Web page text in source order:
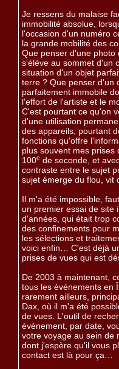
Je ressens du malaise
immobilité absolue,
l'occasion d'un numéro
la grande mobilité des
Que penser d'une photo
s'élève au sommet d'un
situation d'un objet
terre ? Que penser d'un
parfaitement immobile
l'effort de l'artiste et le
C'est pourtant ce qu'on
d'une utilisation
des appareils, pourtant
fonctions qu'offre
plus souvent mes prises
100e de seconde, et
contraste entre le sujet
sujet émerge du flou, vit
Il m'a été impossible,
un premier essai de site
d'années, qui était trop
des confinements pour
les sélections et
voici enfin… C'est déjà
prises de vues qui est
De 2003 à maintenant,
tous les événements en
rarement ailleurs,
Dax, où il m'a été
de vues. L'outil de
événement, par date,
votre voyage au sein de
dont j'espère qu'il vous
contact est là pour ça…